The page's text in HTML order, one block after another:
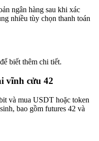
ngân hàng sau khi xác
nhiều tùy chọn thanh toán
để biết thêm chi tiết.
vĩnh cửu 42
và mua USDT hoặc token
bao gồm futures 42 và